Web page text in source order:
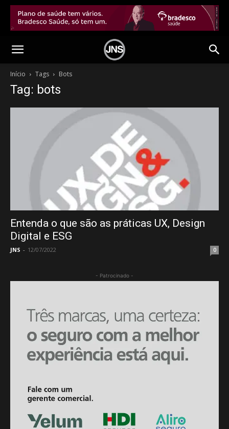
Início Tags Bots
Tag: bots
Entenda o que são as práticas UX, Design
Digital e ESG
JNS - 12/07/2022 0
- Patrocinado -